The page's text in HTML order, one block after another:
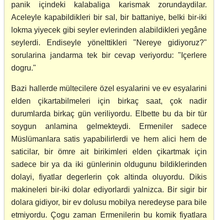
panik içindeki kalabaliga karismak zorundaydilar.
Aceleyle kapabildikleri bir sal, bir battaniye, belki bir-iki
lokma yiyecek gibi seyler evlerinden alabildikleri yegâne
seylerdi. Endiseyle yönelttikleri "Nereye gidiyoruz?"
sorularina jandarma tek bir cevap veriyordu: "Içerlere
dogru."
Bazi hallerde mültecilere özel esyalarini ve ev esyalarini
elden çikartabilmeleri için birkaç saat, çok nadir
durumlarda birkaç gün veriliyordu. Elbette bu da bir tür
soygun anlamina gelmekteydi. Ermeniler sadece
Müslümanlara satis yapabilirlerdi ve hem alici hem de
saticilar, bir ömre ait birikimleri elden çikartmak için
sadece bir ya da iki günlerinin oldugunu bildiklerinden
dolayi, fiyatlar degerlerin çok altinda oluyordu. Dikis
makineleri bir-iki dolar ediyorlardi yalnizca. Bir sigir bir
dolara gidiyor, bir ev dolusu mobilya neredeyse para bile
etmiyordu. Çogu zaman Ermenilerin bu komik fiyatlara